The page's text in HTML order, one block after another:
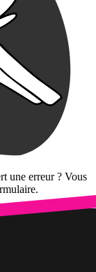
une erreur ? Vous